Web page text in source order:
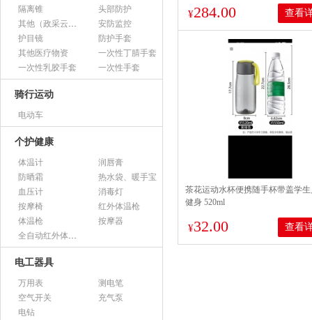
隔离锥
头部防护
其他（政采云上架用）
安防监控
护目镜
防护手套
其他医疗物资
一次性丁腈手套
一次性乳胶手套
一次性手套
骑行运动
电动车
个护健康
体温计
润唇膏
防晒霜
热水袋、暖手宝
血压计
消毒灯
按摩椅
红外体温枪
体温枪
按摩器
全自动红外体温监测仪
电工器具
万用表
测电笔
空气开关
充气泵
电钻
防护服180号型*1件
¥284.00 查看
茶花运动水杯便携随手杯带盖学
健身 520ml
¥32.00 查看